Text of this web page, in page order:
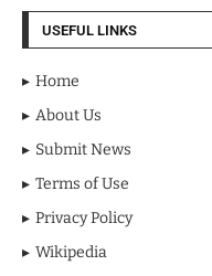
USEFUL LINKS
Home
About Us
Submit News
Terms of Use
Privacy Policy
Wikipedia